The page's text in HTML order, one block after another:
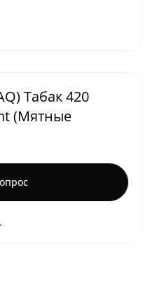
Табак 420
(Мятные